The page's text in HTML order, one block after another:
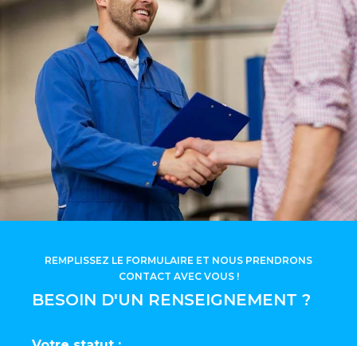
BESOIN D'UN RENSEIGNEMENT ?
REMPLISSEZ LE FORMULAIRE ET NOUS PRENDRONS
CONTACT AVEC VOUS !